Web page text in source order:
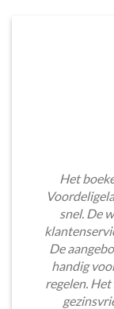
Het
snel. De
De
handig
regelen.